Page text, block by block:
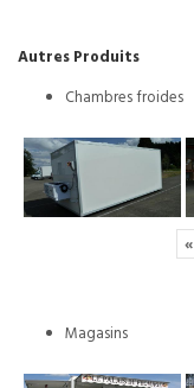
Autres Produits
Chambres froides
«
Magasins